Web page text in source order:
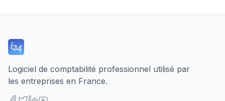
Logiciel de comptabilité professionnel utilisé par
les entreprises en France.